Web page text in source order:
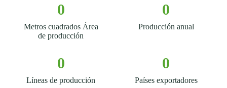
0
Metros cuadrados Área
de producción
0
Producción anual
0
Líneas de producción
0
Países exportadores